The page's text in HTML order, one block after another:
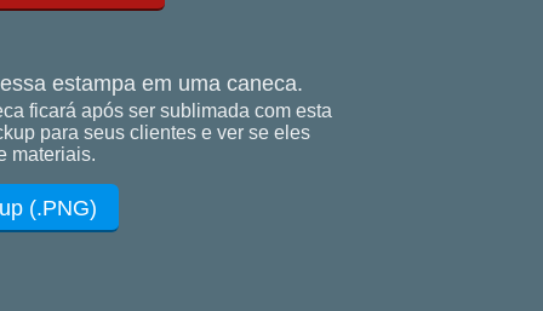
estampa em uma caneca.
ficará após ser sublimada com esta
para seus clientes e ver se eles
materiais.
(.PNG)